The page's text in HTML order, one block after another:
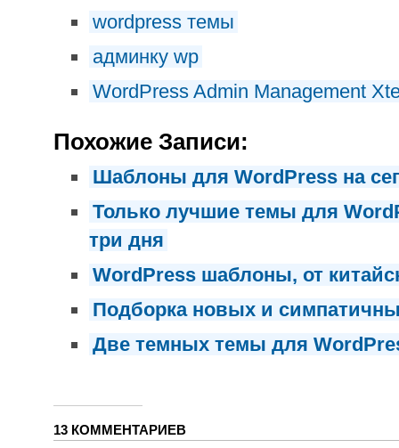
wordpress темы
админку wp
WordPress Admin Management
Похожие Записи:
Шаблоны для WordPress на
Только лучшие темы для
три дня
WordPress шаблоны, от
Подборка новых и
Две темных темы для
13 КОММЕНТАРИЕВ